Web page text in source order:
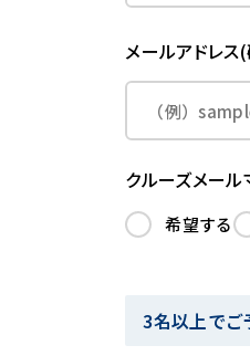
メールアドレ
クルーズメー
希望する
3名以上で